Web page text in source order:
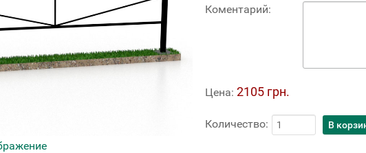
Коментарий:
Цена:2105 грн.
Количество: